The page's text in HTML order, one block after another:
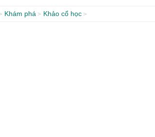
Khám phá Khảo cổ học